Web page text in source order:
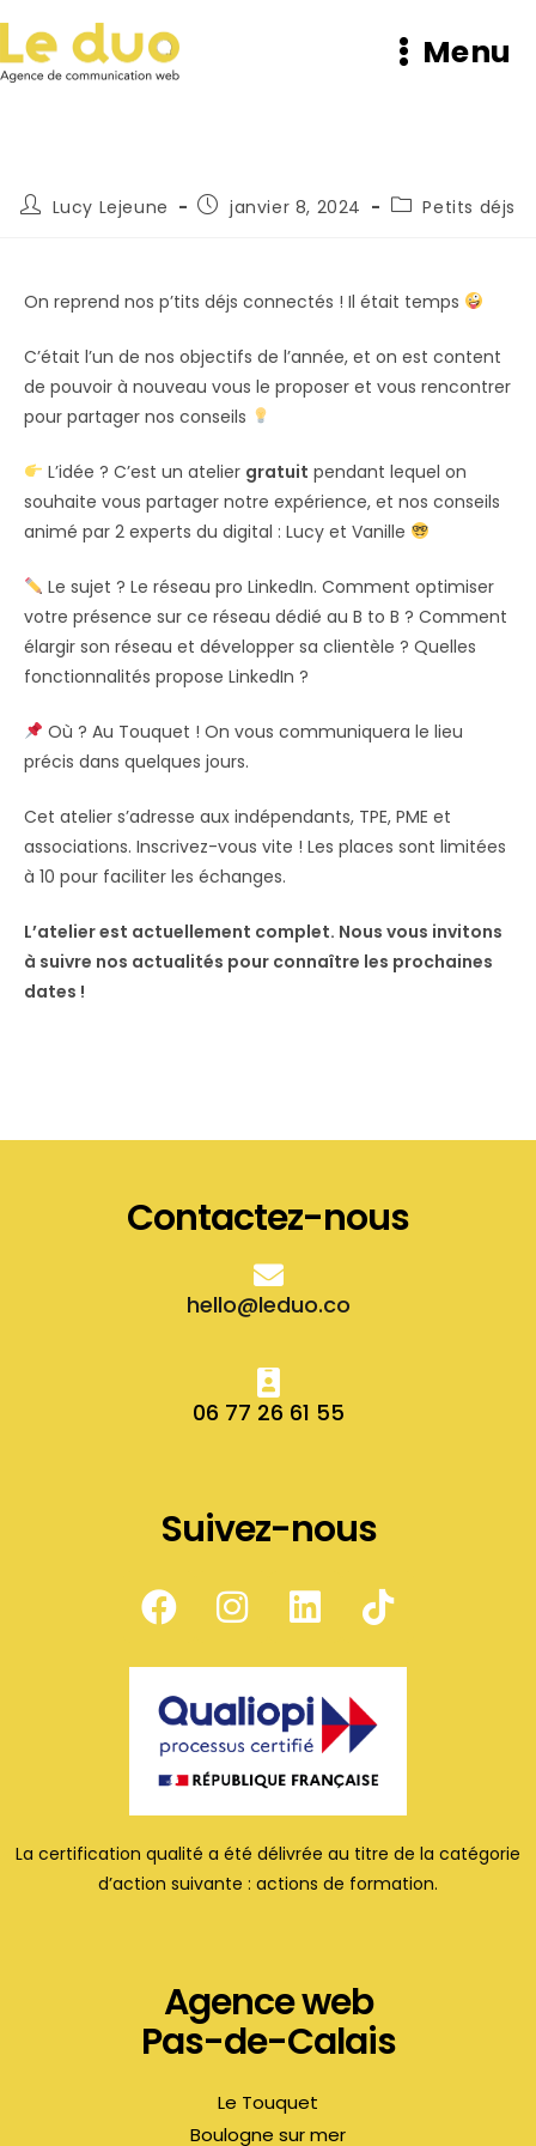
Menu
Lucy Lejeune janvier 8, 2024 Petits déjs
On reprend nos p’tits déjs connectés ! Il était temps
C’était l’un de nos objectifs de l’année, et on est content
de pouvoir à nouveau vous le proposer et vous rencontrer
pour partager nos conseils
L’idée ? C’est un atelier gratuit pendant lequel on
souhaite vous partager notre expérience, et nos conseils
animé par 2 experts du digital : Lucy et Vanille
Le sujet ? Le réseau pro LinkedIn. Comment optimiser
votre présence sur ce réseau dédié au B to B ? Comment
élargir son réseau et développer sa clientèle ? Quelles
fonctionnalités propose LinkedIn ?
Où ? Au Touquet ! On vous communiquera le lieu
précis dans quelques jours.
Cet atelier s’adresse aux indépendants, TPE, PME et
associations. Inscrivez-vous vite ! Les places sont limitées
à 10 pour faciliter les échanges.
L’atelier est actuellement complet. Nous vous invitons
à suivre nos actualités pour connaître les prochaines
dates !
Contactez-nous
hello@leduo.co
06 77 26 61 55
Suivez-nous
La certification qualité a été délivrée au titre de la catégorie
d’action suivante : actions de formation.
Agence web
Pas-de-Calais
Le Touquet
Boulogne sur mer